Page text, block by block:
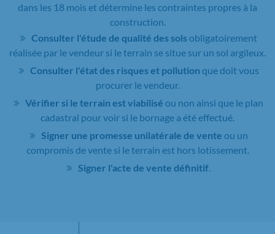
dans les 18 mois et détermine les contraintes propres à la
construction.
Consulter l'étude de qualité des sols obligatoirement
réalisée par le vendeur si le terrain se situe sur un sol argileux.
Consulter l'état des risques et pollution que doit vous
procurer le vendeur.
Vérifier si le terrain est viabilisé ou non ainsi que le plan
cadastral pour voir si le bornage a été effectué.
Signer une promesse unilatérale de vente ou un
compromis de vente si le terrain est hors lotissement.
Signer l'acte de vente définitif